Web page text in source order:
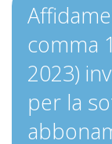
comma
2023)
per la